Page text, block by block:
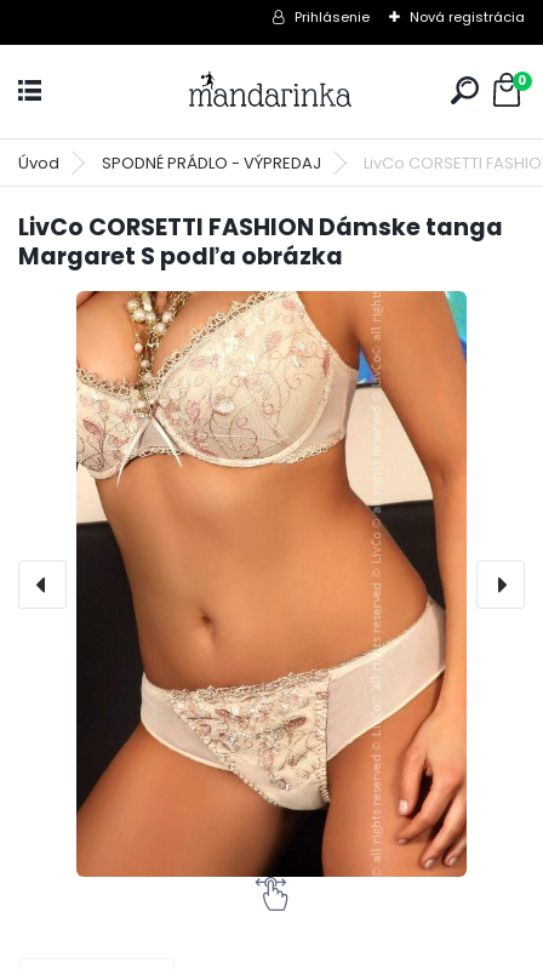
Prihlásenie Nová registrácia
0
Úvod SPODNÉ PRÁDLO - VÝPREDAJ LivCo CORSETTI
LivCo CORSETTI FASHION Dámske tanga
Margaret S podľa obrázka